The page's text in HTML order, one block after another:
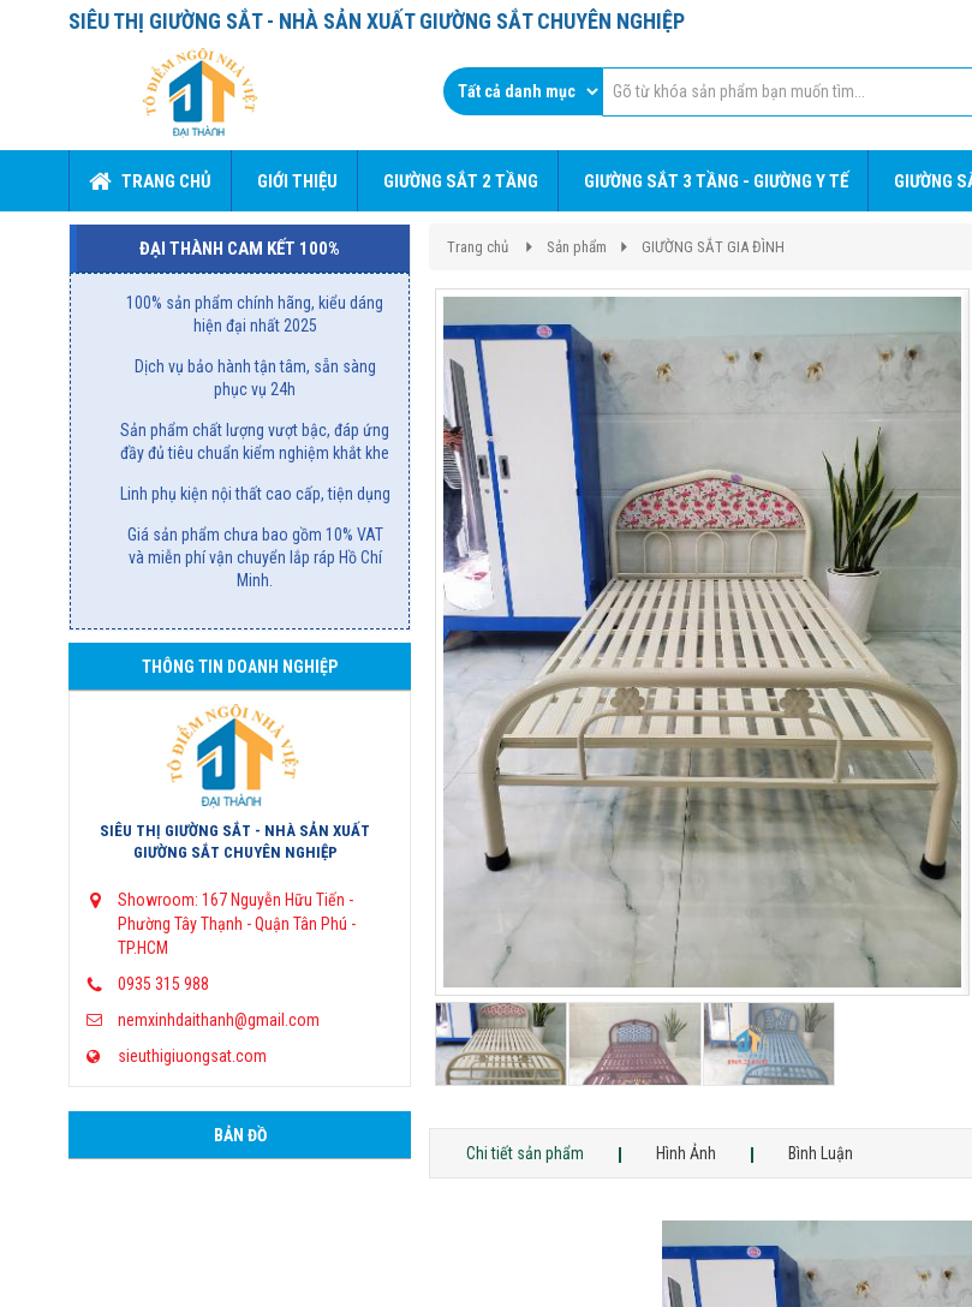
SIÊU THỊ GIƯỜNG SẮT - NHÀ SẢN XUẤT GIƯỜNG SẮT CHUYÊN NGHIỆP
TRANG CHỦ GIỚI THIỆU GIƯỜNG SẮT 2 TẦNG GIƯỜNG SẮT 3 TẦNG - GIƯỜNG Y TẾ GIƯỜNG
Trang chủ Sản phẩm GIƯỜNG SẮT GIA ĐÌNH
Chi tiết sản phẩm Hình Ảnh Bình Luận
ĐẠI THÀNH CAM KẾT 100%
100% sản phẩm chính hãng, kiểu dáng
hiện đại nhất 2025
Dịch vụ bảo hành tận tâm, sẵn sàng
phục vụ 24h
Sản phẩm chất lượng vượt bậc, đáp ứng
đầy đủ tiêu chuẩn kiểm nghiệm khắt khe
Linh phụ kiện nội thất cao cấp, tiện dụng
Giá sản phẩm chưa bao gồm 10% VAT
và miễn phí vận chuyển lắp ráp Hồ Chí
Minh.
THÔNG TIN DOANH NGHIỆP
SIÊU THỊ GIƯỜNG SẮT - NHÀ SẢN XUẤT
GIƯỜNG SẮT CHUYÊN NGHIỆP
Showroom: 167 Nguyễn Hữu Tiến -
Phường Tây Thạnh - Quận Tân Phú -
TP.HCM
0935 315 988
nemxinhdaithanh@gmail.com
sieuthigiuongsat.com
BẢN ĐỒ